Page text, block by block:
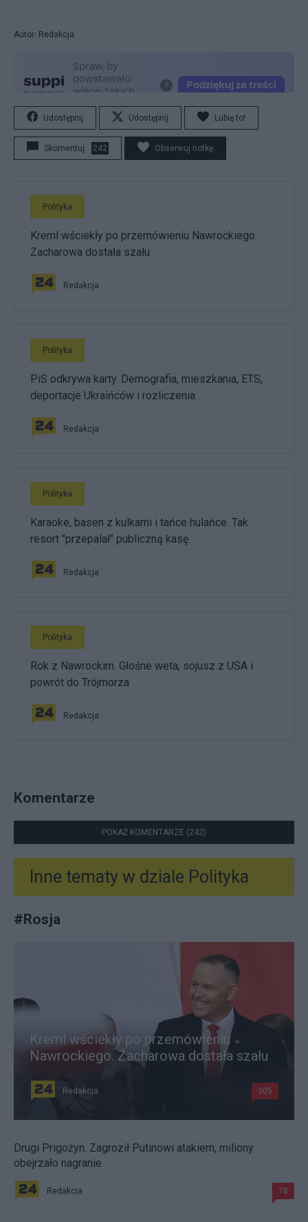
Autor: Redakcja
Udostępnij Udostępnij Lubię to!
Skomentuj 242 Obserwuj notkę
Polityka
Kreml wściekły po przemówieniu Nawrockiego.
Zacharowa dostała szału
Redakcja
Polityka
PiS odkrywa karty. Demografia, mieszkania, ETS,
deportacje Ukraińców i rozliczenia
Redakcja
Polityka
Karaoke, basen z kulkami i tańce hulańce. Tak
resort "przepalał" publiczną kasę
Redakcja
Polityka
Rok z Nawrockim. Głośne weta, sojusz z USA i
powrót do Trójmorza
Redakcja
Komentarze
POKAŻ KOMENTARZE (242)
Inne tematy w dziale Polityka
#Rosja
Kreml wściekły po przemówieniu
Nawrockiego. Zacharowa dostała szału
Redakcja 305
Drugi Prigożyn. Zagroził Putinowi atakiem, miliony
obejrzało nagranie
Redakcja 78